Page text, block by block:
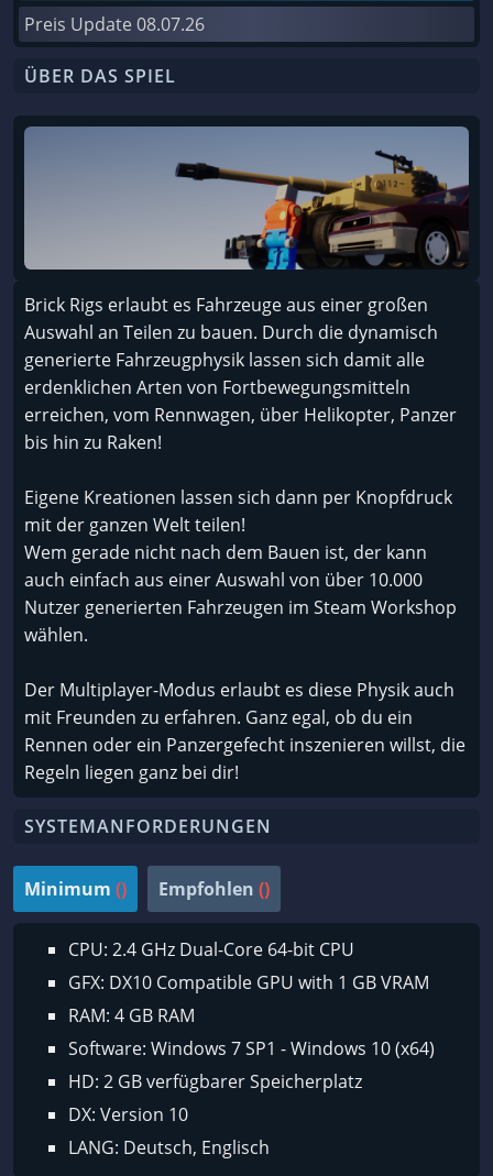
Preis Update 08.07.26
ÜBER DAS SPIEL
Brick Rigs erlaubt es Fahrzeuge aus einer großen
Auswahl an Teilen zu bauen. Durch die dynamisch
generierte Fahrzeugphysik lassen sich damit alle
erdenklichen Arten von Fortbewegungsmitteln
erreichen, vom Rennwagen, über Helikopter, Panzer
bis hin zu Raken!
Eigene Kreationen lassen sich dann per Knopfdruck
mit der ganzen Welt teilen!
Wem gerade nicht nach dem Bauen ist, der kann
auch einfach aus einer Auswahl von über 10.000
Nutzer generierten Fahrzeugen im Steam Workshop
wählen.
Der Multiplayer-Modus erlaubt es diese Physik auch
mit Freunden zu erfahren. Ganz egal, ob du ein
Rennen oder ein Panzergefecht inszenieren willst, die
Regeln liegen ganz bei dir!
SYSTEMANFORDERUNGEN
Minimum () Empfohlen ()
CPU: 2.4 GHz Dual-Core 64-bit CPU
GFX: DX10 Compatible GPU with 1 GB VRAM
RAM: 4 GB RAM
Software: Windows 7 SP1 - Windows 10 (x64)
HD: 2 GB verfügbarer Speicherplatz
DX: Version 10
LANG: Deutsch, Englisch